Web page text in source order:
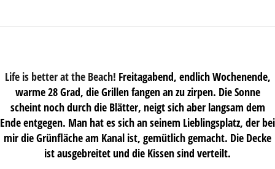
Life is better at the Beach! Freitagabend, endlich Wochenende,
warme 28 Grad, die Grillen fangen an zu zirpen. Die Sonne
scheint noch durch die Blätter, neigt sich aber langsam dem
Ende entgegen. Man hat es sich an seinem Lieblingsplatz, der bei
mir die Grünfläche am Kanal ist, gemütlich gemacht. Die Decke
ist ausgebreitet und die Kissen sind verteilt.